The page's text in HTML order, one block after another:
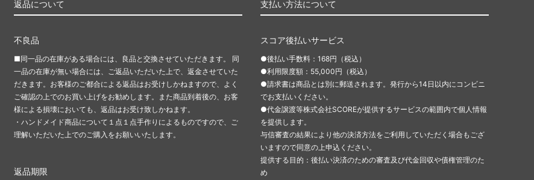
返品について
不良品
■同一品の在庫がある場合には、良品と交換させていただきます。 同
一品の在庫が無い場合には、ご返品いただいた上で、返金させていた
だきます。お客様のご都合による返品はお受けしかねますので、よく
ご確認の上でのお買い上げをお勧めします。また商品到着後の、お客
様による損壊においても、返品はお受け致しかねます。
・ハンドメイド商品について１点１点手作りによるものですので、ご
理解いただいた上でのご購入をお願いいたします。
返品期限
支払い方法について
スコア後払いサービス
●後払い手数料：168円（税込）
●利用限度額：55,000円（税込）
●請求書は商品とは別に郵送されます。発行から14日以内にコンビニ
でお支払いください。
●代金譲渡等株式会社SCOREが提供するサービスの範囲内で個人情報
を提供します。
与信審査の結果により他の決済方法をご利用していただく場合もござ
いますので同意の上申込ください。
提供する目的：後払い決済のための審査及び代金回収や債権管理のた
め